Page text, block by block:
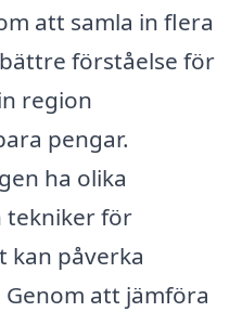
att samla in flera
förståelse för
region
pengar.
ha olika
tekniker för
kan påverka
att jämföra